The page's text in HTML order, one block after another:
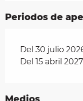
Periodos de
Del 30 julio
Del 15 abril